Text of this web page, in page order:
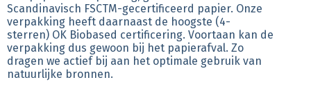
Scandinavisch FSCTM-gecertificeerd papier. Onze
verpakking heeft daarnaast de hoogste (4-
sterren) OK Biobased certificering. Voortaan kan de
verpakking dus gewoon bij het papierafval. Zo
dragen we actief bij aan het optimale gebruik van
natuurlijke bronnen.